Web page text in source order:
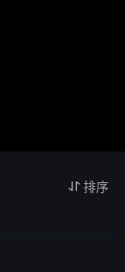
 排序